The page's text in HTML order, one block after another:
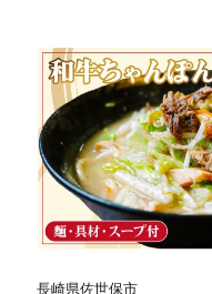
長崎県佐世保市